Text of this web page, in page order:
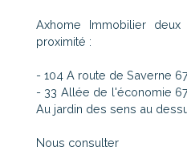
Axhome Immobilier
proximité :
- 104 A route de Saverne
- 33 Allée de l'économie
Au jardin des sens au
Nous consulter